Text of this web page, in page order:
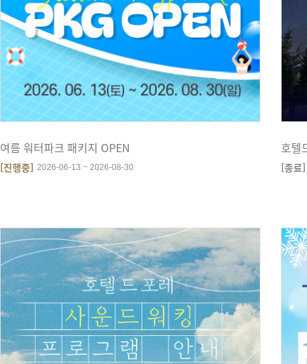
여름 워터파크 패키지 OPEN
[진행중] 2026-06-13 ~ 2026-08-30
호텔
[종료]